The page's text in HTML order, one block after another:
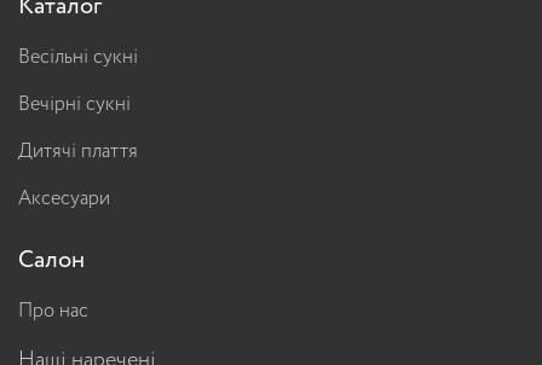
Весільні сукні
Вечірні сукні
Дитячі плаття
Аксесуари
Салон
Про нас